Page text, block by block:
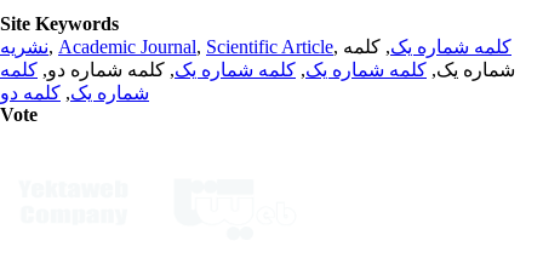
Site Keywords
نشریه, Academic Journal, Scientific Article, کلمه شماره یک, کلمه
شماره یک, کلمه شماره یک, کلمه شماره یک, کلمه شماره دو, کلمه
شماره یک, کلمه دو
Vote